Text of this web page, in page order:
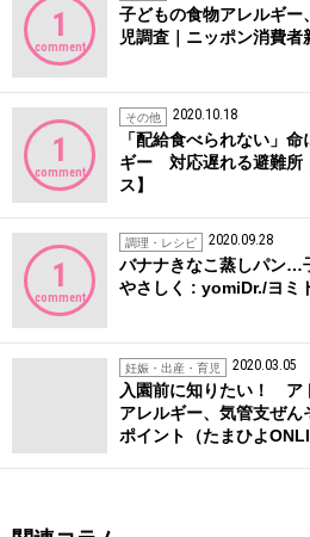
1
comment
子どもの食物アレルギー
児調査｜ニッポン消費者
1
comment
その他 2020.10.18
「配給食べられない」
ギー 対応遅れる避難所
ス】
1
comment
調理・レシピ 2020.09.28
バナナきなこ蒸しパン…
やさしく : yomiDr./ヨミ
妊娠・出産・育児 2020.03.05
入園前に知りたい！ ア
アレルギー、気管支ぜ
ポイント（たまひよ